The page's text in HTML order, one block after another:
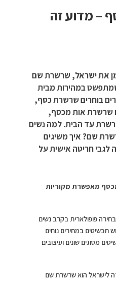
– מדוע זה
את ישראל, שרשרת שם
במהירות מבית
בוחרים שרשרת כסף,
שרשרת אות מכסף,
עד הבית. למה נשים
שם? איך משיגים
חריטה אישית על
מאפשרת מקוריות
פופולארית בקרב נשים
תכשיטים במחירים נוחים
מסוגים שונים ועיצובים
לישראל הוא שרשרת שם